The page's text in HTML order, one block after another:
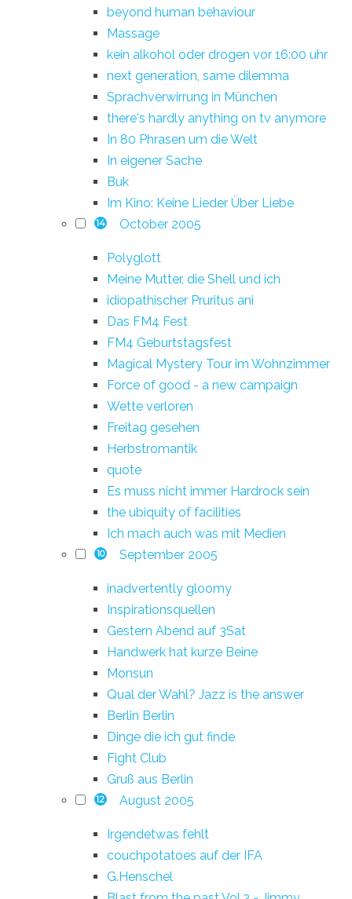
beyond human behaviour
Massage
kein alkohol oder drogen vor 16:00 uhr
next generation, same dilemma
Sprachverwirrung in München
there's hardly anything on tv anymore
In 80 Phrasen um die Welt
In eigener Sache
Buk
Im Kino: Keine Lieder Über Liebe
14 October 2005
Polyglott
Meine Mutter, die Shell und ich
idiopathischer Pruritus ani
Das FM4 Fest
FM4 Geburtstagsfest
Magical Mystery Tour im Wohnzimmer
Force of good - a new campaign
Wette verloren
Freitag gesehen
Herbstromantik
quote
Es muss nicht immer Hardrock sein
the ubiquity of facilities
Ich mach auch was mit Medien
10 September 2005
inadvertently gloomy
Inspirationsquellen
Gestern Abend auf 3Sat
Handwerk hat kurze Beine
Monsun
Qual der Wahl? Jazz is the answer
Berlin Berlin
Dinge die ich gut finde
Fight Club
Gruß aus Berlin
12 August 2005
Irgendetwas fehlt
couchpotatoes auf der IFA
G.Henschel